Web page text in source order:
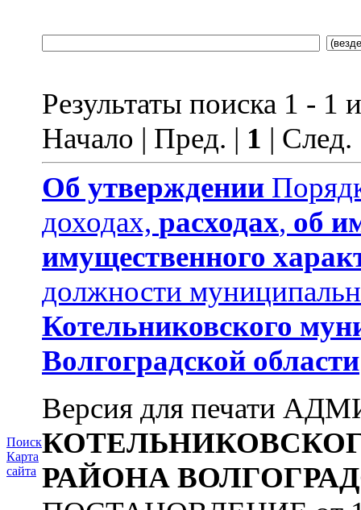
Поиск
Карта
сайта
Результаты поиска 1 - 1
Начало | Пред. | 1 |
Об утверждении
доходах, расходах, об
имущественного
должности
Котельниковского
Волгоградской области
Версия для печати
РАЙОНА